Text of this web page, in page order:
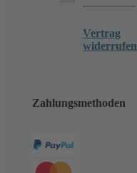
Vertrag
widerrufen
Zahlungsmethoden